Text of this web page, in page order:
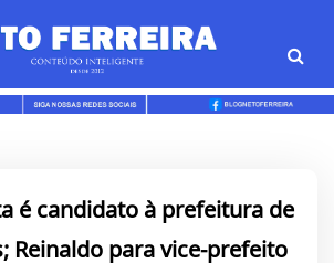
é candidato à prefeitura de
Reinaldo para vice-prefeito